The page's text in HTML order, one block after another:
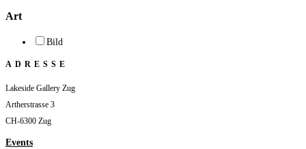
Art
Bild
ADRESSE
Lakeside Gallery Zug
Artherstrasse 3
CH-6300 Zug
Events